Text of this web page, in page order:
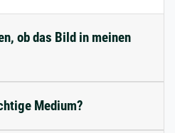
ob das Bild in meinen
Medium?